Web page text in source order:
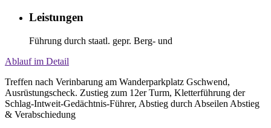
Leistungen
Führung durch staatl. gepr. Berg- und
Ablauf im Detail
Treffen nach Verinbarung am Wanderparkplatz Gschwend,
Ausrüstungscheck. Zustieg zum 12er Turm, Kletterführung der
Schlag-Intweit-Gedächtnis-Führer, Abstieg durch Abseilen Abstieg
& Verabschiedung